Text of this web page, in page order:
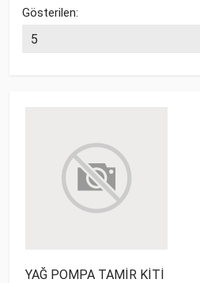
Gösterilen:
YAĞ POMPA TAMİR KİTİ